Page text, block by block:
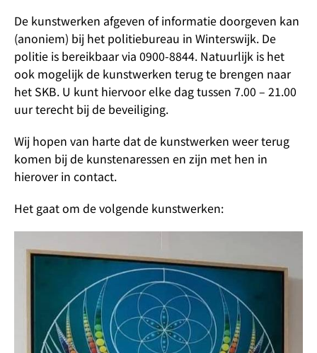
De kunstwerken afgeven of informatie doorgeven kan
(anoniem) bij het politiebureau in Winterswijk. De
politie is bereikbaar via 0900-8844. Natuurlijk is het
ook mogelijk de kunstwerken terug te brengen naar
het SKB. U kunt hiervoor elke dag tussen 7.00 – 21.00
uur terecht bij de beveiliging.
Wij hopen van harte dat de kunstwerken weer terug
komen bij de kunstenaressen en zijn met hen in
hierover in contact.
Het gaat om de volgende kunstwerken: